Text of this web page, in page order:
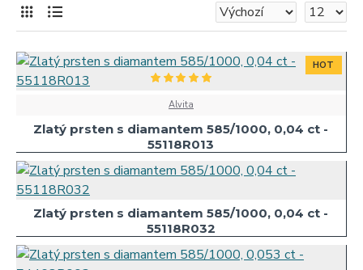
HOT
Alvita
Zlatý prsten s diamantem 585/1000, 0,04 ct -
55118R013
Zlatý prsten s diamantem 585/1000, 0,04 ct -
55118R032